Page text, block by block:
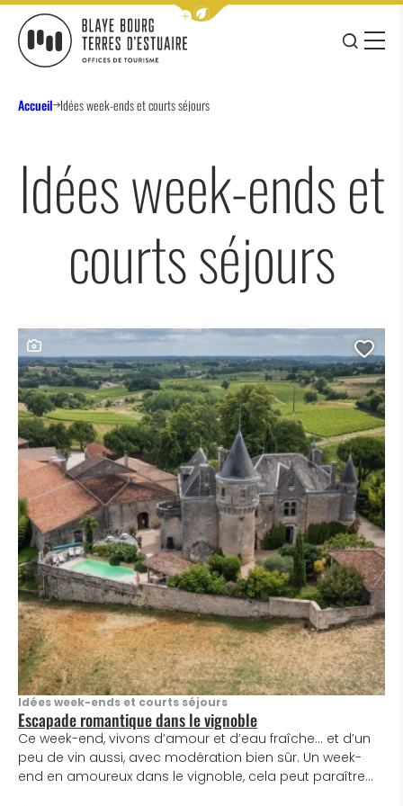
Afficher la barre de navigation
JE
MENU
Accueil Idées week-ends et courts séjours
Idées week-ends et
courts séjours
Escapade romantique dans le vignoble
Idées week-ends et courts séjours
Ce week-end, vivons d’amour et d’eau fraîche… et d’un
peu de vin aussi, avec modération bien sûr. Un week-
end en amoureux dans le vignoble, cela peut paraître
Ce contenu contient une galerie photo